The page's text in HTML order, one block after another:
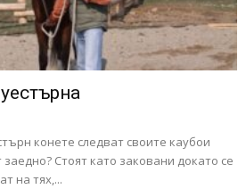
конете следват своите каубои
Стоят като заковани докато се
на тях,...